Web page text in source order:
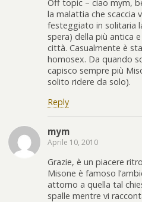
Off topic – ciao mym,
la malattia che scaccia
festeggiato in solitaria
spera) della più antica
città. Casualmente è
homosex. Da quando
capisco sempre più
solito ridere da solo).
Reply
mym
Aprile 10, 2010
Grazie, è un piacere
Misone è famoso
attorno a quella tal
spalle mentre vi